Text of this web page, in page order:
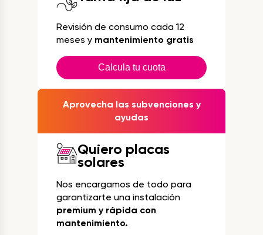
Revisión de consumo cada 12
meses y mantenimiento gratis
Calcula tu cuota
Aprovecha las subvenciones y
ayudas
Quiero placas
solares
Nos encargamos de todo para
garantizarte una instalación
premium y rápida con
mantenimiento.